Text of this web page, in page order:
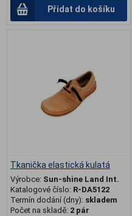
Přidat do košíku
Tkanička elastická kulatá
Výrobce: Sun-shine Land Int.
Katalogové číslo: R-DA5122
Termín dodání (dny): skladem
Počet na skladě: 2 pár